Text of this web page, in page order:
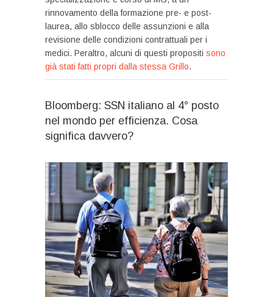
rinnovamento della formazione pre- e post-
laurea, allo sblocco delle assunzioni e alla
revisione delle condizioni contrattuali per i
medici. Peraltro, alcuni di questi propositi sono
già stati fatti propri dalla stessa Grillo.
Bloomberg: SSN italiano al 4° posto
nel mondo per efficienza. Cosa
significa davvero?